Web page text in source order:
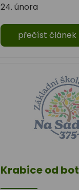
24. února
přečíst článek
Krabice od bot